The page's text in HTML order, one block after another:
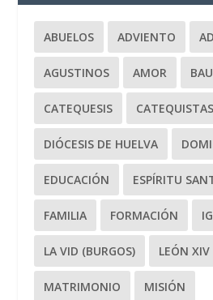
ABUELOS ADVIENTO
AGUSTINOS AMOR
CATEQUESIS CATEQUISTAS
DIÓCESIS DE HUELVA
EDUCACIÓN ESPÍRITU
FAMILIA FORMACIÓN
LA VID (BURGOS) LEÓN XIV
MATRIMONIO MISIÓN